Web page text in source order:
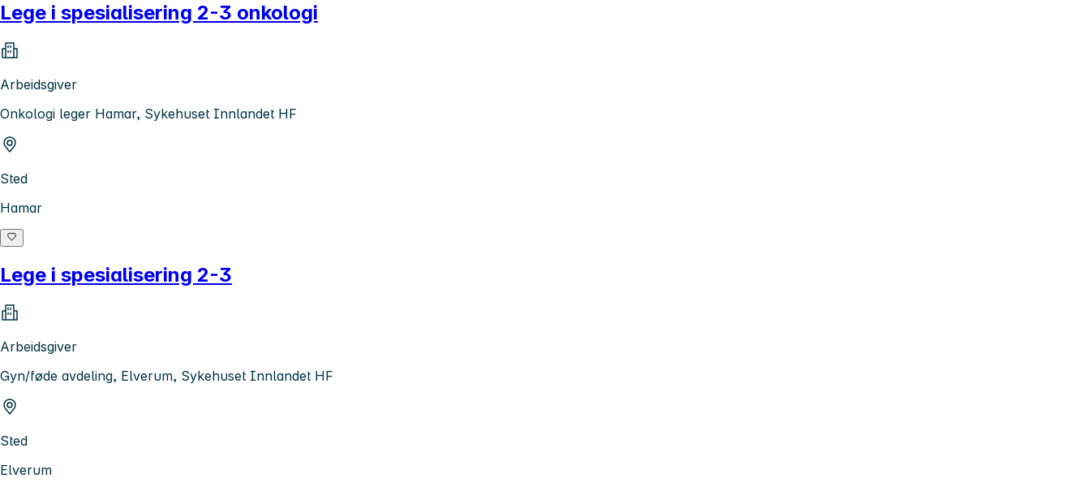
Lege i spesialisering 2-3 onkologi
Arbeidsgiver
Onkologi leger Hamar, Sykehuset Innlandet HF
Sted
Hamar
Lege i spesialisering 2-3
Arbeidsgiver
Gyn/føde avdeling, Elverum, Sykehuset Innlandet HF
Sted
Elverum